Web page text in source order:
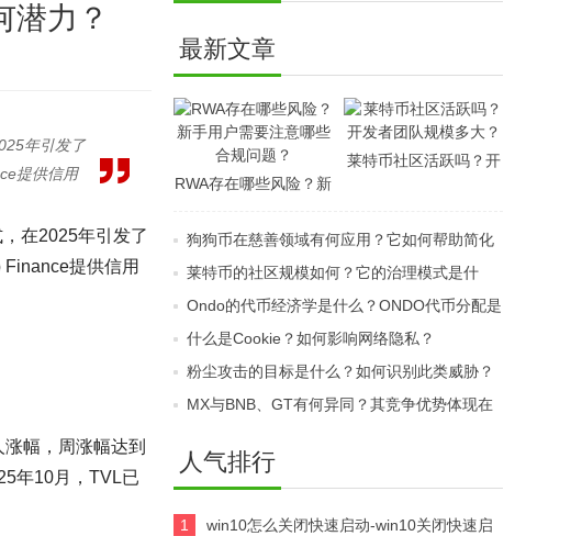
潜力？
年引发了
提供信用
在2025年引发了
提供信用
幅，周涨幅达到
年10月，TVL已
最新文章
RWA存在哪些风险？新
规问题？
莱特币社区活跃吗？开
狗狗币在慈善领域有何应用？它如何帮助简化
捐赠流程？
莱特币的社区规模如何？它的治理模式是什
么？Ondo的代币经济学是什么？ONDO代币分配是
否中心化？
什么是Cookie？如何影响网络隐私？
粉尘攻击的目标是什么？如何识别此类威胁？
MX与BNB、GT有何异同？其竞争优势体现在
人气排行
1 win10怎么关闭快速启动-win10关闭快速启